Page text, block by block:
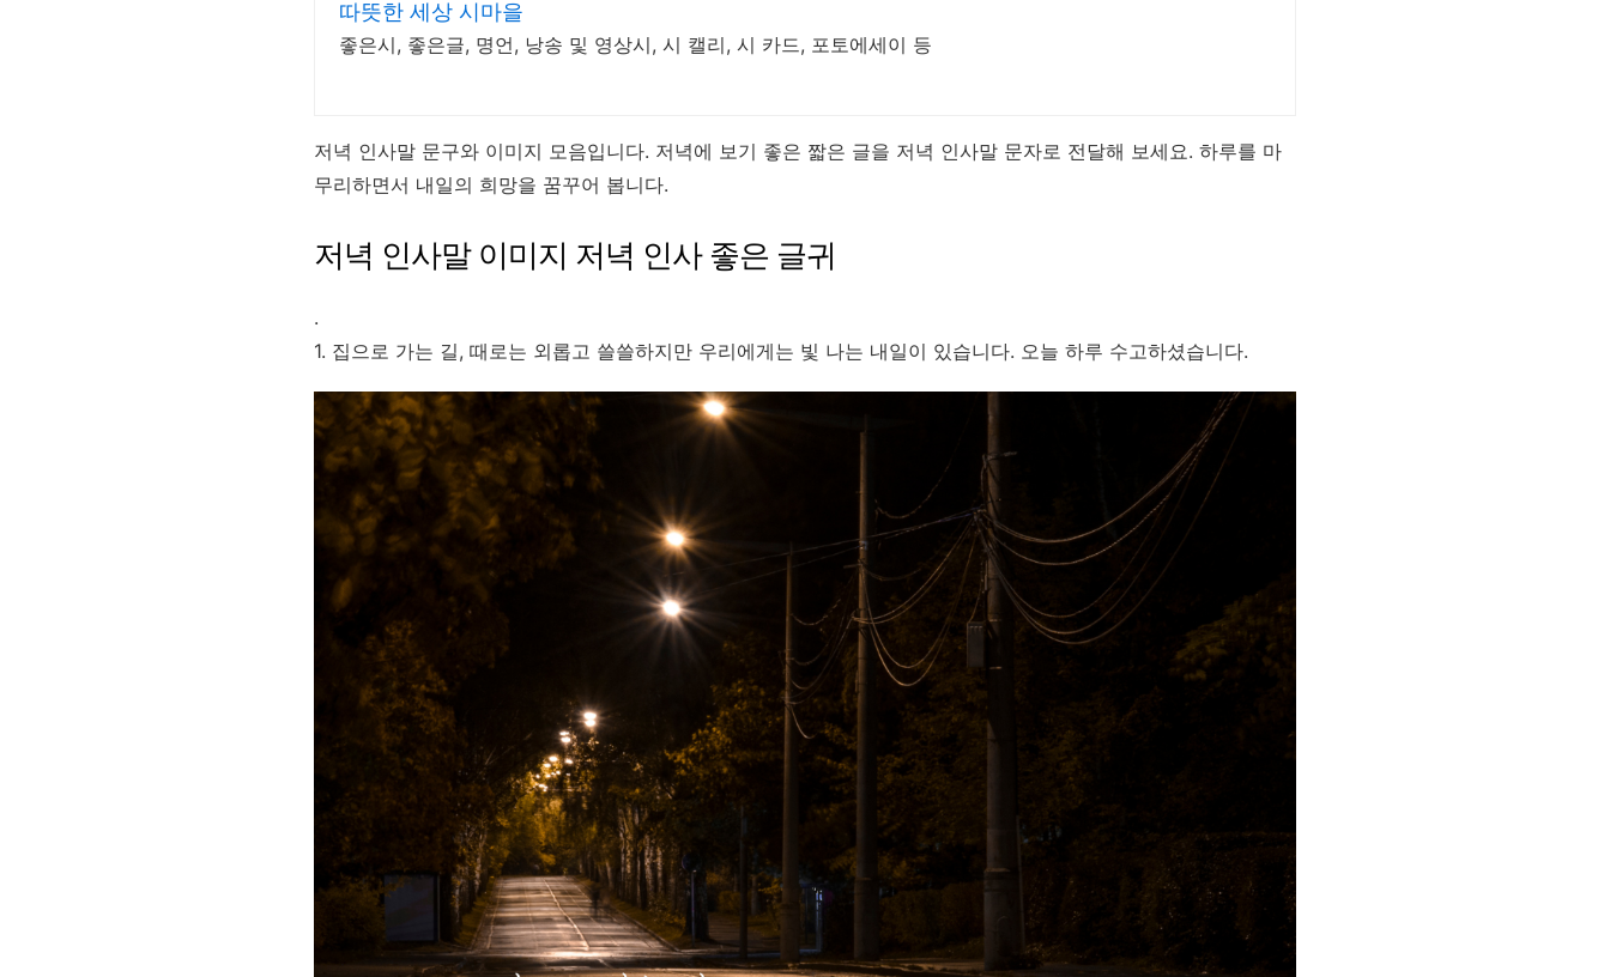
따뜻한 세상 시마을
좋은시, 좋은글, 명언, 낭송 및 영상시, 시 캘리, 시 카드, 포토에세이 등
저녁 인사말 문구와 이미지 모음입니다. 저녁에 보기 좋은 짧은 글을 저녁 인사말 문자로 전달해 보세요. 하루를 마
무리하면서 내일의 희망을 꿈꾸어 봅니다.
저녁 인사말 이미지 저녁 인사 좋은 글귀
.
1. 집으로 가는 길, 때로는 외롭고 쓸쓸하지만 우리에게는 빛 나는 내일이 있습니다. 오늘 하루 수고하셨습니다.